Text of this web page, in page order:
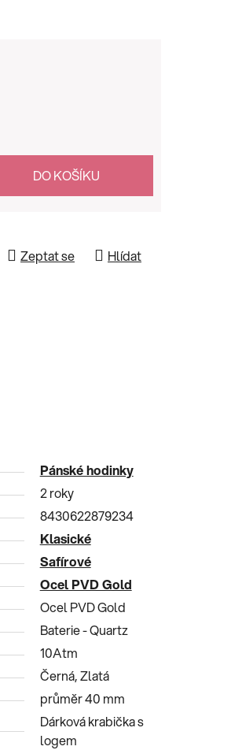
DO KOŠÍKU
Zeptat se Hlídat
Pánské hodinky
2 roky
8430622879234
Klasické
Safírové
Ocel PVD Gold
Ocel PVD Gold
Baterie - Quartz
10Atm
Černá, Zlatá
průměr 40 mm
Dárková krabička s
logem